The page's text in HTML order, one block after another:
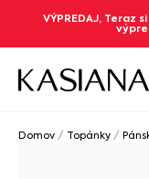
VÝPREDAJ,
Domov / Topánky /